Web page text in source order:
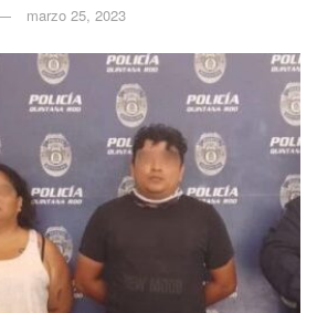
marzo 25, 2023